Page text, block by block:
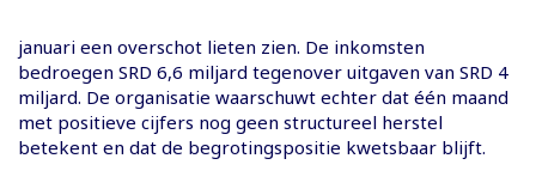
januari een overschot lieten zien. De inkomsten
bedroegen SRD 6,6 miljard tegenover uitgaven van SRD 4
miljard. De organisatie waarschuwt echter dat één maand
met positieve cijfers nog geen structureel herstel
betekent en dat de begrotingspositie kwetsbaar blijft.